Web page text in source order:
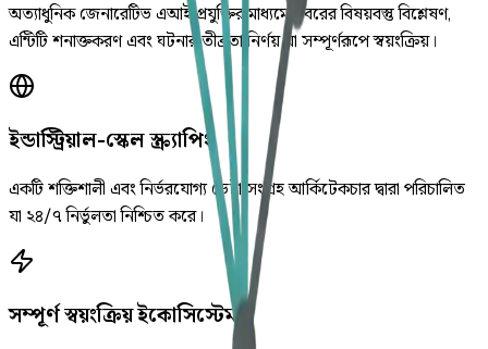
অত্যাধুনিক জেনারেটিভ এআই প্রযুক্তির মাধ্যমে খবরের বিষয়বস্তু বিশ্লেষণ,
এন্টিটি শনাক্তকরণ এবং ঘটনার তীব্রতা নির্ণয় যা সম্পূর্ণরূপে স্বয়ংক্রিয়।
ইন্ডাস্ট্রিয়াল-স্কেল স্ক্র্যাপিং
একটি শক্তিশালী এবং নির্ভরযোগ্য ডেটা সংগ্রহ আর্কিটেকচার দ্বারা পরিচালিত
যা ২৪/৭ নির্ভুলতা নিশ্চিত করে।
সম্পূর্ণ স্বয়ংক্রিয় ইকোসিস্টেম